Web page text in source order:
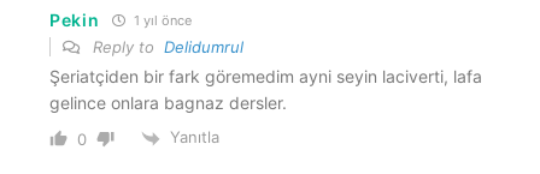
Pekin 1 yıl önce
Reply to Delidumrul
Şeriatçiden bir fark göremedim ayni seyin laciverti, lafa
gelince onlara bagnaz dersler.
0 Yanıtla